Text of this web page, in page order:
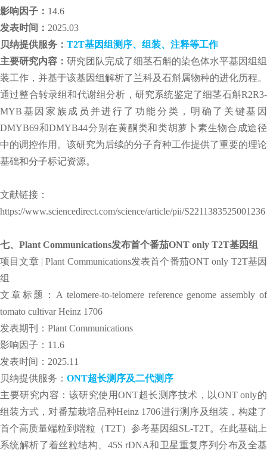
影响因子： 14.6
发表时间： 2025.03
贝纳提供服务： T2T基因组测序、组装、注释等工作
主要研究内容： 研究团队完成了细茎石斛的染色体水平基因组组
装工作，并基于该基因组解析了兰科及石斛属物种的进化历程。
通过整合转录组和代谢组分析，研究系统鉴定了细茎石斛R2R3-
MYB基因家族成员并进行了功能分类，明确了关键基因
DMYB69和DMYB44分别在黄酮类和类胡萝卜素生物合成途径
中的调控作用。该研究为后续的分子育种工作提供了重要的理论
基础和分子标记资源。
文献链接：
https://www.sciencedirect.com/science/article/pii/S2211383525001236
七、Plant Communications发布首个番茄ONT only T2T基因组
项目文章 | Plant Communications发表首个番茄ONT only T2T基因
组
文章标题：A telomere-to-telomere reference genome assembly of
tomato cultivar Heinz 1706
发表期刊：Plant Communications
影响因子：11.6
发表时间：2025.11
贝纳提供服务： ONT超长测序及二代测序
主要研究内容：该研究使用ONT超长测序技术，以ONT only的
组装方式，对番茄栽培品种Heinz 1706进行测序及组装，构建了
首个高质量端粒到端粒（T2T）参考基因组SL-T2T。在此基础上
系统解析了着丝粒结构、45S rDNA和卫星重复序列分布及全基